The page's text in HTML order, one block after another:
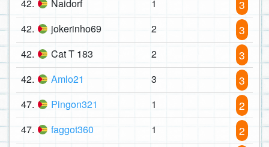
42. Naidorf 1 3
42. jokerinho69 2 3
42. Cat T 183 2 3
42. Amlo21 3 3
47. Pingon321 1 2
47. faggot360 1 2